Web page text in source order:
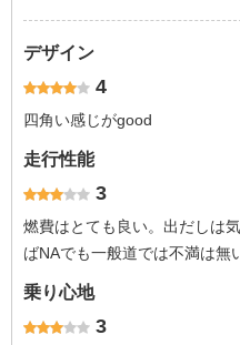
デザイン
4
四角い感じがgood
走行性能
3
燃費はとても良い。出だしは
ばNAでも一般道では不満は無
乗り心地
3